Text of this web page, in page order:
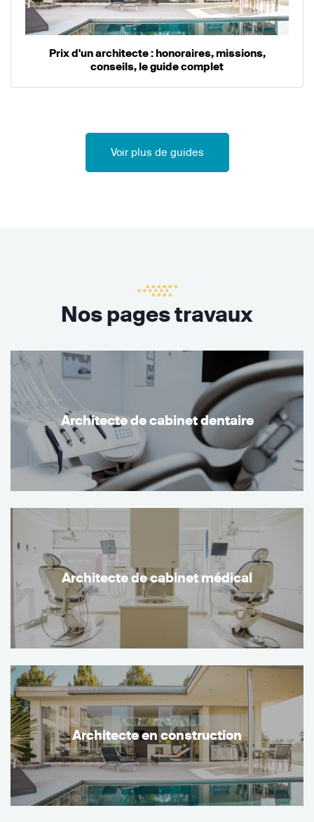
Prix d'un architecte : honoraires, missions,
conseils, le guide complet
Voir plus de guides
Nos pages travaux
Architecte de cabinet dentaire
Architecte de cabinet médical
Architecte en construction